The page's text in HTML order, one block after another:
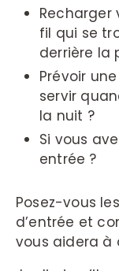
Recharger
fil qui se
derrière la
Prévoir
servir
la nuit ?
Si vous
entrée ?
Posez-vous
d’entrée et
vous aidera à